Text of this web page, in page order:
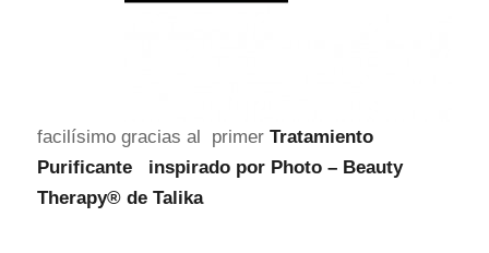
facilísimo gracias al primer Tratamiento
Purificante inspirado por Photo – Beauty
Therapy® de Talika